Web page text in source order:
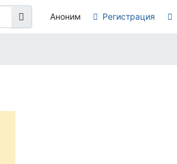
Аноним Регистрация